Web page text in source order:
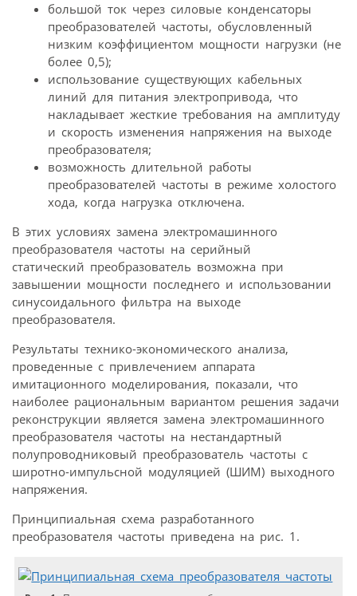
большой ток через силовые конденсаторы
преобразователей частоты, обусловленный
низким коэффициентом мощности нагрузки (не
более 0,5);
использование существующих кабельных
линий для питания электропривода, что
накладывает жесткие требования на амплитуду
и скорость изменения напряжения на выходе
преобразователя;
возможность длительной работы
преобразователей частоты в режиме холостого
хода, когда нагрузка отключена.
В этих условиях замена электромашинного
преобразователя частоты на серийный
статический преобразователь возможна при
завышении мощности последнего и использовании
синусоидального фильтра на выходе
преобразователя.
Результаты технико-экономического анализа,
проведенные с привлечением аппарата
имитационного моделирования, показали, что
наиболее рациональным вариантом решения задачи
реконструкции является замена электромашинного
преобразователя частоты на нестандартный
полупроводниковый преобразователь частоты с
широтно-импульсной модуляцией (ШИМ) выходного
напряжения.
Принципиальная схема разработанного
преобразователя частоты приведена на рис. 1.